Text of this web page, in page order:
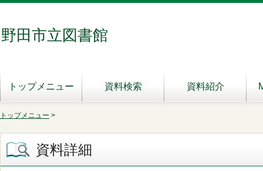
野田市立図書館
トップメニュー 資料検索 資料紹介
トップメニュー >
資料詳細